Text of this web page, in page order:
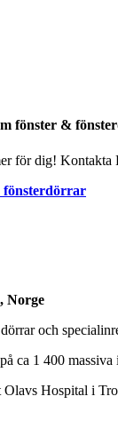
fönster &
för dig! Kontakta
fönsterdörrar
Norge
och
ca 1 400
Hospital i